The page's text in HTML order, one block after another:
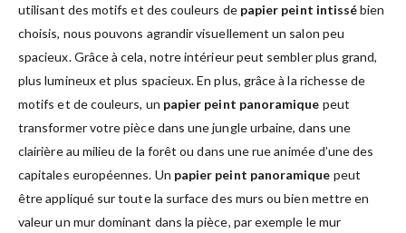
utilisant des motifs et des couleurs de papier peint intissébien
choisis, nous pouvons agrandir visuellement un salon peu
spacieux. Grâce à cela, notre intérieur peut sembler plus grand,
plus lumineux et plus spacieux. En plus, grâce à la richesse de
motifs et de couleurs, un papier peint panoramique peut
transformer votre pièce dans une jungle urbaine, dans une
clairière au milieu de la forêt ou dans une rue animée d’une des
capitales européennes. Un papier peint panoramique peut
être appliqué sur toute la surface des murs ou bien mettre en
valeur un mur dominant dans la pièce, par exemple le mur